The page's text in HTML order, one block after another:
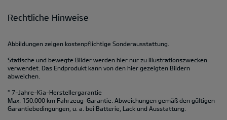
Rechtliche Hinweise
Abbildungen zeigen kostenpflichtige Sonderausstattung.
Statische und bewegte Bilder werden hier nur zu Illustrationszwecken
verwendet. Das Endprodukt kann von den hier gezeigten Bildern
abweichen.
* 7-Jahre-Kia-Herstellergarantie
Max. 150.000 km Fahrzeug-Garantie. Abweichungen gemäß den gültigen
Garantiebedingungen, u. a. bei Batterie, Lack und Ausstattung.